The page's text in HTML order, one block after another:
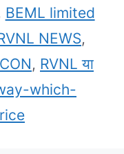
BEML limited
NEWS,
, RVNL या
which-